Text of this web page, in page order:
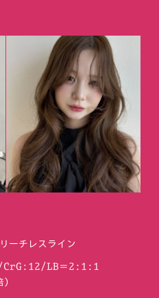
ーチレスライン
LB＝2:1:1